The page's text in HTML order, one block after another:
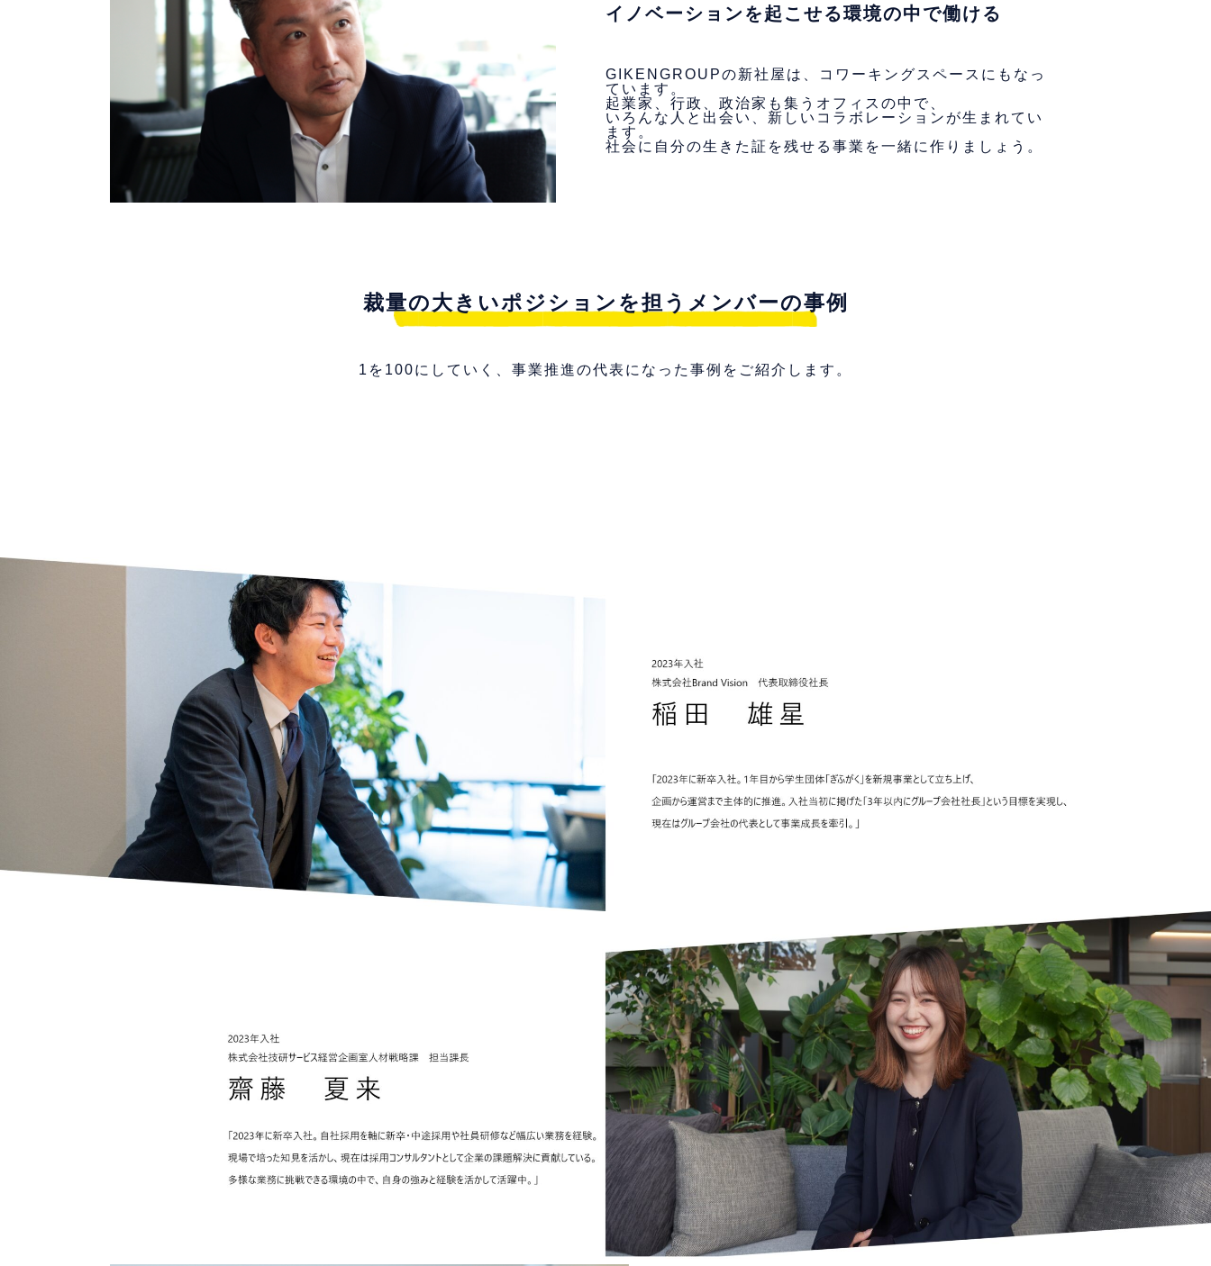
イノベーションを起こせる環境の中で働ける
GIKENGROUPの新社屋は、コワーキングスペースにもなっ
ています。
起業家、行政、政治家も集うオフィスの中で、
いろんな人と出会い、新しいコラボレーションが生まれてい
ます。
社会に自分の生きた証を残せる事業を一緒に作りましょう。
裁量の大きいポジションを担う メンバーの事例
1を100にしていく、 事業推進の代表になった事例をご紹介します。